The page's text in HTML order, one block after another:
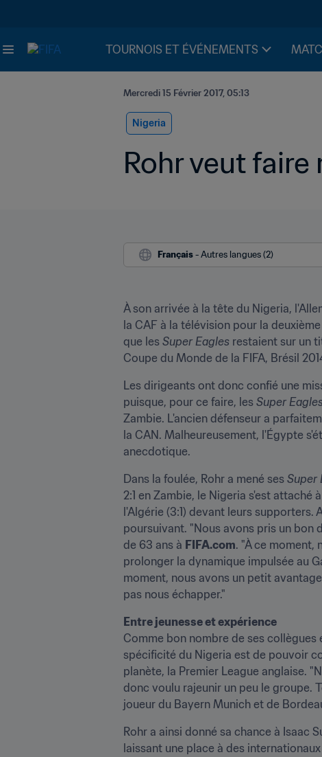
TOURNOIS ET ÉVÉNEMENTS
Mercredi 15 Février 2017, 05:13
Nigeria
Rohr veut faire
Français - Autres langues (2)
À son arrivée à la tête du Nigeria,
la CAF à la télévision pour la
que les Super Eagles restaient sur un
Coupe du Monde de la FIFA, Brésil
Les dirigeants ont donc confié une
puisque, pour ce faire, les Super
Zambie. L'ancien défenseur a
la CAN. Malheureusement, l'Égypte
anecdotique.
Dans la foulée, Rohr a mené ses Super
2:1 en Zambie, le Nigeria s'est
l'Algérie (3:1) devant leurs
poursuivant. "Nous avons pris un bon
de 63 ans à FIFA.com. "À ce moment,
prolonger la dynamique impulsée au
moment, nous avons un petit
pas nous échapper."
Comme bon nombre de ses collègues
spécificité du Nigeria est de pouvoir
planète, la Premier League anglaise.
donc voulu rajeunir un peu le groupe.
joueur du Bayern Munich et de
Rohr a ainsi donné sa chance à Isaac
laissant une place à des